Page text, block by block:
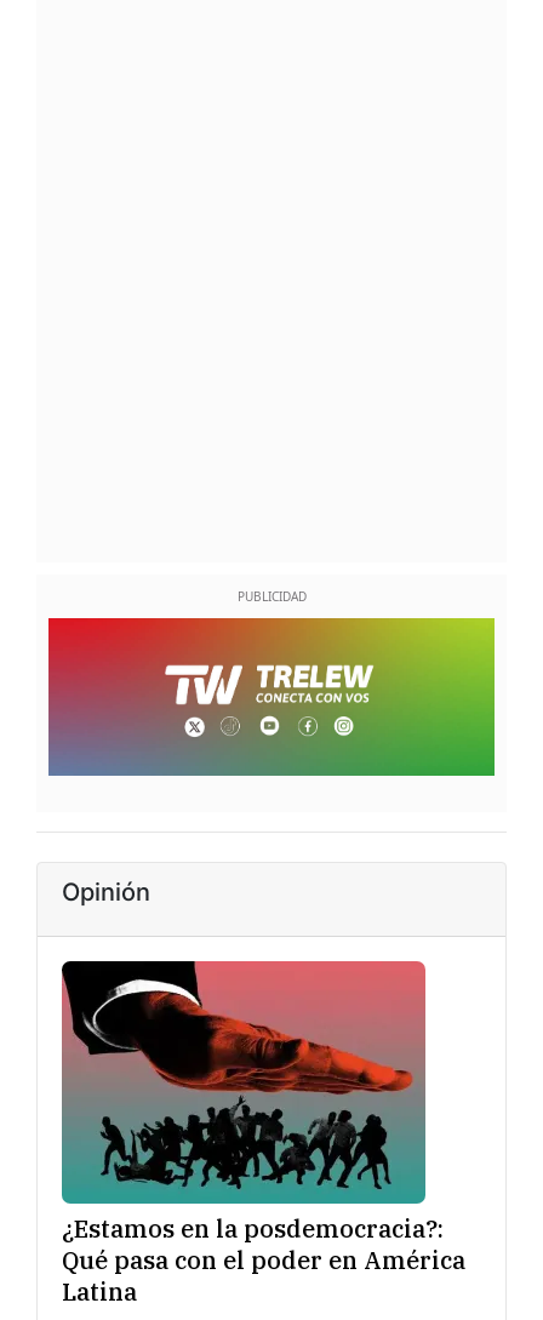
Opinión
¿Estamos en la posdemocracia?:
Qué pasa con el poder en América
Latina